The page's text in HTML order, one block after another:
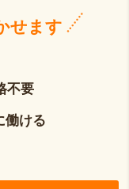
せます
不要
働ける